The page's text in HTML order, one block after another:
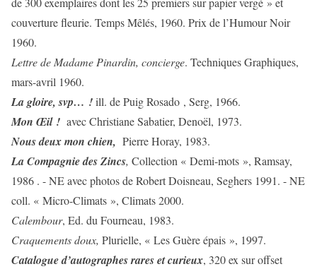
couverture fleurie. Temps Mêlés, 1960. Prix de l’Humour Noir
1960.
Lettre de Madame Pinardin, concierge. Techniques Graphiques,
mars-avril 1960.
La gloire, svp… !ill. de Puig Rosado , Serg, 1966.
Mon Œil ! avec Christiane Sabatier, Denoël, 1973.
Nous deux mon chien, Pierre Horay, 1983.
La Compagnie des Zincs, Collection « Demi-mots », Ramsay,
1986 . - NE avec photos de Robert Doisneau, Seghers 1991. - NE
coll. « Micro-Climats », Climats 2000.
Calembour, Ed. du Fourneau, 1983.
Craquements doux, Plurielle, « Les Guère épais », 1997.
Catalogue d’autographes rares et curieux, 320 ex sur offset